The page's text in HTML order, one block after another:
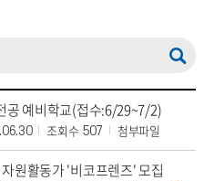
공 예비학교(접수:6/29~7/2)
조회수 507 첨부파일
원활동가 '비코프렌즈' 모집